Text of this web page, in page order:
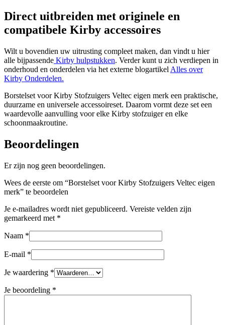
Direct uitbreiden met originele en
compatibele Kirby accessoires
Wilt u bovendien uw uitrusting compleet maken, dan vindt u hier
alle bijpassende Kirby hulpstukken. Verder kunt u zich verdiepen in
onderhoud en onderdelen via het externe blogartikel Alles over
Kirby Onderdelen.
Borstelset voor Kirby Stofzuigers Veltec eigen merk een praktische,
duurzame en universele accessoireset. Daarom vormt deze set een
waardevolle aanvulling voor elke Kirby stofzuiger en elke
schoonmaakroutine.
Beoordelingen
Er zijn nog geen beoordelingen.
Wees de eerste om “Borstelset voor Kirby Stofzuigers Veltec eigen
merk” te beoordelen
Je e-mailadres wordt niet gepubliceerd. Vereiste velden zijn
gemarkeerd met *
Naam *
E-mail *
Je waardering *
Je beoordeling *